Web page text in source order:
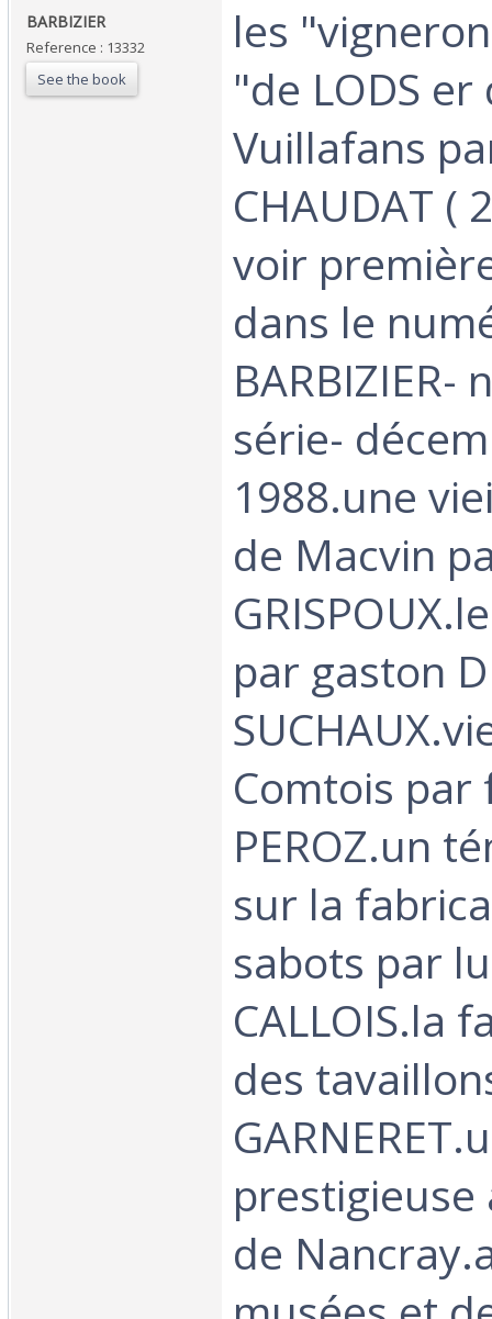
‎BARBIZIER‎
Reference : 13332
See the book
‎les
"de LODS er
Vuillafans
CHAUDAT (
voir
dans le
BARBIZIER-
série-
1988.une
de Macvin
par gaston
Comtois par
PEROZ.un
sur la
sabots par
CALLOIS.la
des
prestigieuse
de